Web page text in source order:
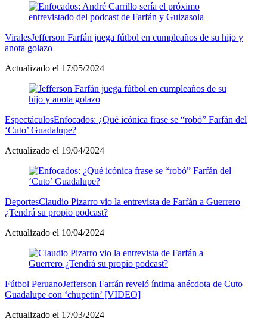
ViralesJefferson Farfán juega fútbol en cumpleaños de su hijo y
anota golazo
Actualizado el 17/05/2024
EspectáculosEnfocados: ¿Qué icónica frase se “robó” Farfán del
‘Cuto’ Guadalupe?
Actualizado el 19/04/2024
DeportesClaudio Pizarro vio la entrevista de Farfán a Guerrero
¿Tendrá su propio podcast?
Actualizado el 10/04/2024
Fútbol PeruanoJefferson Farfán reveló íntima anécdota de Cuto
Guadalupe con ‘chupetín’ [VIDEO]
Actualizado el 17/03/2024